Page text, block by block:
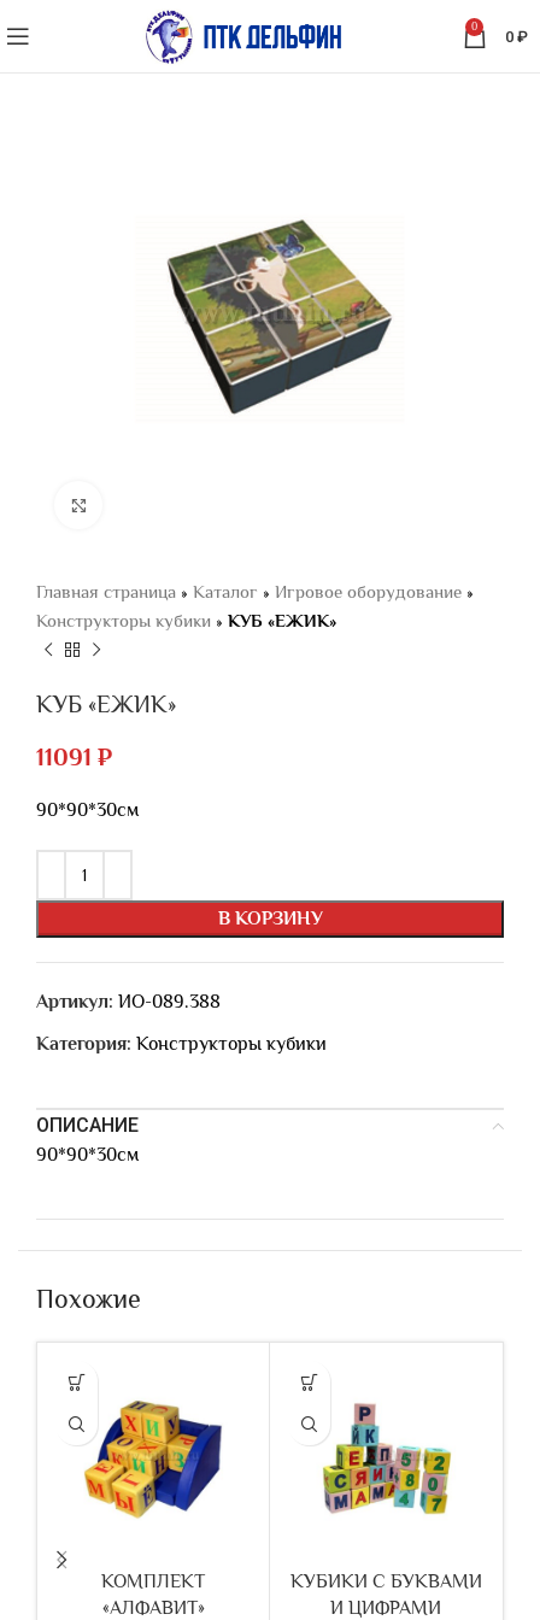
0
0 ₽
Главная страница » Каталог » Игровое оборудование »
Конструкторы кубики » КУБ «ЕЖИК»
КУБ «ЕЖИК»
11091 ₽
90*90*30см
В КОРЗИНУ
Артикул: ИО-089.388
Категория: Конструкторы кубики
ОПИСАНИЕ
90*90*30см
Похожие
КОМПЛЕКТ
«АЛФАВИТ»
КУБИКИ С БУКВАМИ
И ЦИФРАМИ